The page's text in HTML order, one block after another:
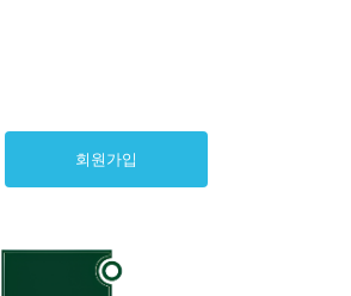
회원가입